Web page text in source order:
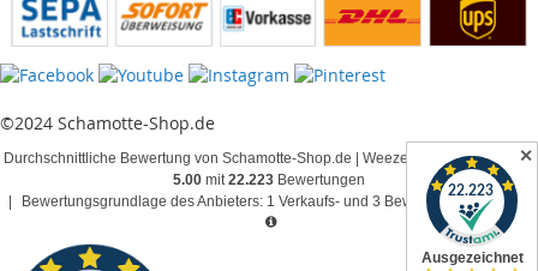
©2024 Schamotte-Shop.de
Durchschnittliche Bewertung von Schamotte-Shop.de | Weeze bei Trustami:
4.82 /
5.00 mit22.223 Bewertungen
Bewertungsgrundlage des Anbieters: 1 Verkaufs- und 3 Bewertungsplattformen
✕